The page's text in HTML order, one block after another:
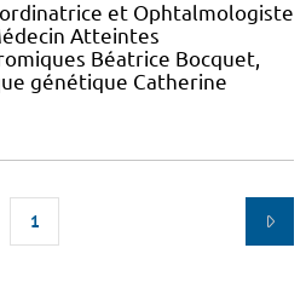
et Ophtalmologiste
Atteintes
Béatrice Bocquet,
génétique Catherine
1